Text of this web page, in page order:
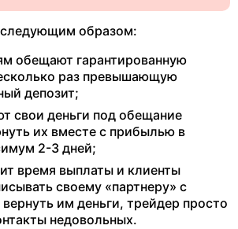
следующим образом:
обещают гарантированную
раз превышающую
депозит;
свои деньги под обещание
их вместе с прибылью в
2-3 дней;
время выплаты и клиенты
своему «партнеру» с
им деньги, трейдер просто
недовольных.